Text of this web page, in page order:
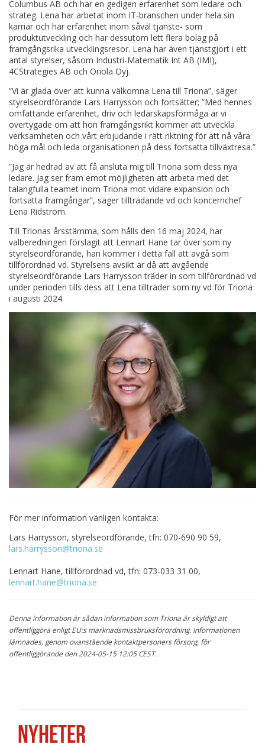
Columbus AB och har en gedigen erfarenhet som ledare och
strateg. Lena har arbetat inom IT-branschen under hela sin
karriär och har erfarenhet inom såväl tjänste- som
produktutveckling och har dessutom lett flera bolag på
framgångsrika utvecklingsresor. Lena har även tjänstgjort i ett
antal styrelser, såsom Industri-Matematik Int AB (IMI),
4CStrategies AB och Oriola Oyj.
”Vi är glada över att kunna välkomna Lena till Triona”, säger
styrelseordförande Lars Harrysson och fortsätter; ”Med hennes
omfattande erfarenhet, driv och ledarskapsförmåga är vi
övertygade om att hon framgångsrikt kommer att utveckla
verksamheten och vårt erbjudande i rätt riktning för att nå våra
höga mål och leda organisationen på dess fortsatta tillväxtresa.”
”Jag är hedrad av att få ansluta mig till Triona som dess nya
ledare. Jag ser fram emot möjligheten att arbeta med det
talangfulla teamet inom Triona mot vidare expansion och
fortsatta framgångar”, säger tillträdande vd och koncernchef
Lena Ridström.
Till Trionas årsstämma, som hålls den 16 maj 2024, har
valberedningen förslagit att Lennart Hane tar över som ny
styrelseordförande, han kommer i detta fall att avgå som
tillförordnad vd. Styrelsens avsikt är då att avgående
styrelseordförande Lars Harrysson träder in som tillförordnad vd
under perioden tills dess att Lena tillträder som ny vd för Triona
i augusti 2024.
För mer information vänligen kontakta:
Lars Harrysson, styrelseordförande, tfn: 070-690 90 59,
lars.harrysson@triona.se
Lennart Hane, tillförordnad vd, tfn: 073-033 31 00,
lennart.hane@triona.se
Denna information är sådan information som Triona är skyldigt att
offentliggöra enligt EU:s marknadsmissbruksförordning. Informationen
lämnades, genom ovanstående kontaktpersoners försorg, för
offentliggörande den 2024-05-15 12:05 CEST.
NYHETER